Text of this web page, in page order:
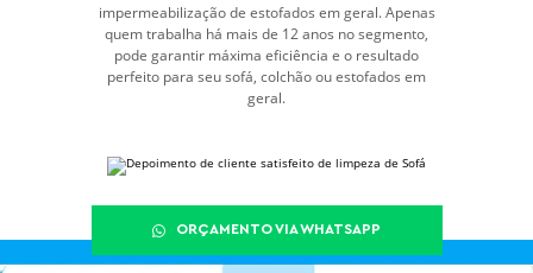
impermeabilização de estofados em geral. Apenas
quem trabalha há mais de 12 anos no segmento,
pode garantir máxima eficiência e o resultado
perfeito para seu sofá, colchão ou estofados em
geral.
ORÇAMENTO VIA WHATSAPP